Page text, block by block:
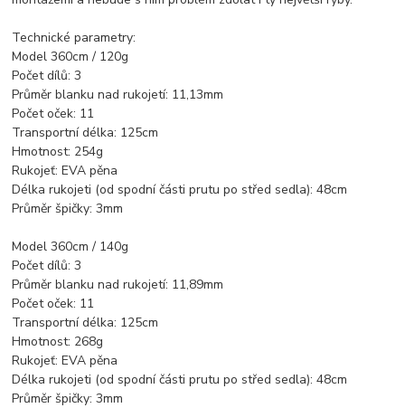
Technické parametry:
Model 360cm / 120g
Počet dílů: 3
Průměr blanku nad rukojetí: 11,13mm
Počet oček: 11
Transportní délka: 125cm
Hmotnost: 254g
Rukojeť: EVA pěna
Délka rukojeti (od spodní části prutu po střed sedla): 48cm
Průměr špičky: 3mm
Model 360cm / 140g
Počet dílů: 3
Průměr blanku nad rukojetí: 11,89mm
Počet oček: 11
Transportní délka: 125cm
Hmotnost: 268g
Rukojeť: EVA pěna
Délka rukojeti (od spodní části prutu po střed sedla): 48cm
Průměr špičky: 3mm